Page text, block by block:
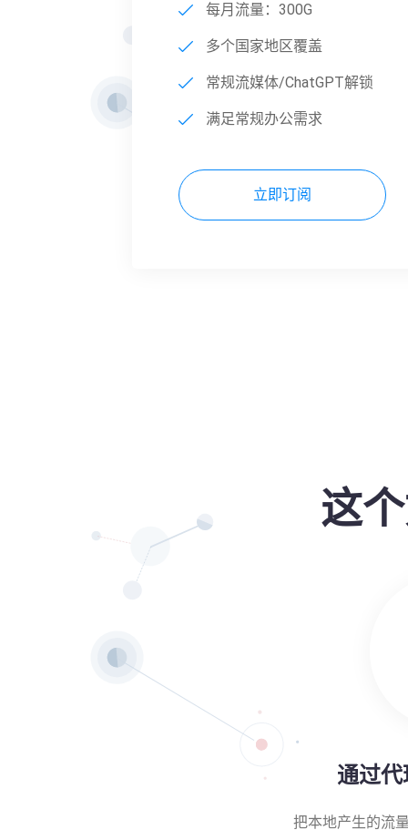
每月流量：300G
多个国家地区覆盖
常规流媒体/ChatGPT解锁
满足常规办公需求
立即订阅
这
通过
把本地产生的流